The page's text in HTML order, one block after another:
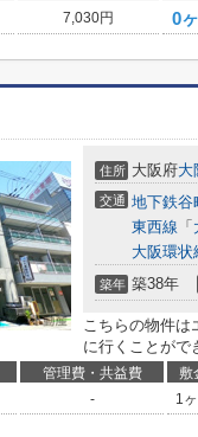
7,030円 0
住所 大阪府大
交通 地下鉄谷
東西線 「
大阪環状
築年 築38年
こちらの物件は
に行くことがで
管理費・共益費 敷
- 1